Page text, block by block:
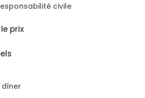
civile
prix
dîner